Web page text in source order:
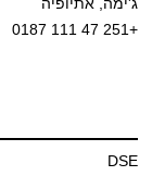
+251 47 111 0187
DSE